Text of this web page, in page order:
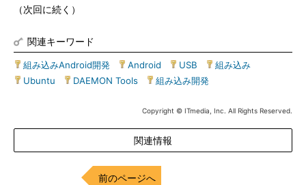
（次回に続く）
関連キーワード
組み込みAndroid開発 Android USB 組み込み
Ubuntu
DAEMON Tools 組み込み開発
Copyright © ITmedia, Inc. All Rights Reserved.
関連情報
前のページへ